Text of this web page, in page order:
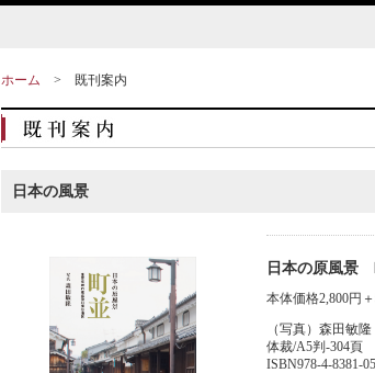
ホーム > 既刊案内
日本の風景
日本の原風景
本体価格2,800円
（写真）森田敏隆
体裁/A5判-304頁
ISBN978-4-8381-